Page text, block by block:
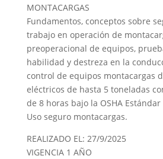
MONTACARGAS
Fundamentos, conceptos sobre
trabajo en operación de
preoperacional de equipos,
habilidad y destreza en la
control de equipos montacargas
eléctricos de hasta 5 toneladas
de 8 horas bajo la OSHA Estándar
Uso seguro montacargas.
REALIZADO EL: 27/9/2025
VIGENCIA 1 AÑO